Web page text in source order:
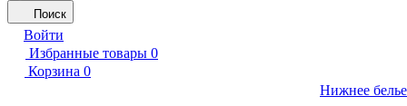
Поиск
Войти
Избранные товары 0
Корзина 0
Нижнее белье